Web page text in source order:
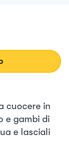
cuocere in
e gambi di
e lasciali